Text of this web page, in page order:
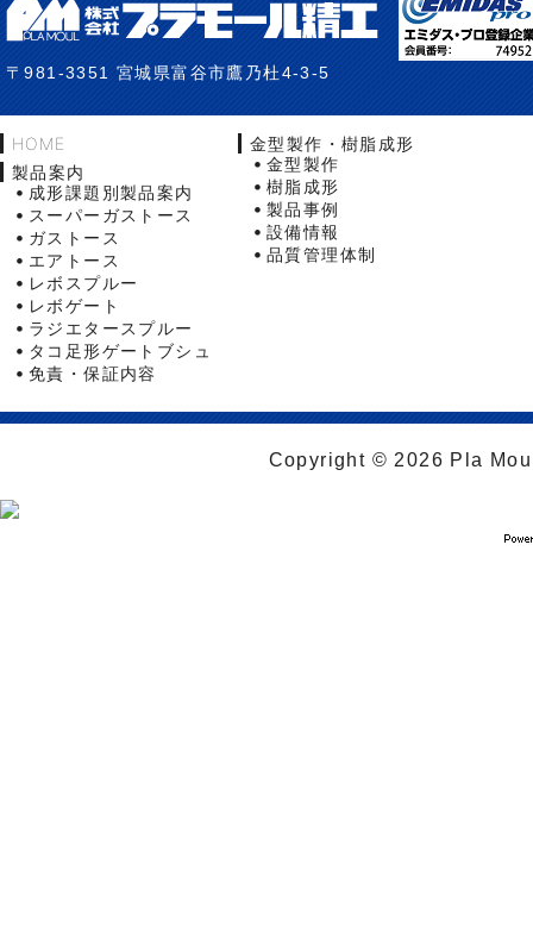
〒981-3351 宮城県富谷市鷹乃杜4-3-5
HOME
製品案内
成形課題別製品案内
スーパーガストース
ガストース
エアトース
レボスプルー
レボゲート
ラジエタースプルー
タコ足形ゲートブシュ
免責・保証内容
金型製作・樹脂成形
金型製作
樹脂成形
製品事例
設備情報
品質管理体制
Copyright © 2026 Pla